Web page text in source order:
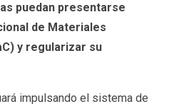
puedan presentarse
de Materiales
y regularizar su
impulsando el sistema de